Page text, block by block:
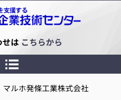
は こちらから
マルホ発條工業株式会社